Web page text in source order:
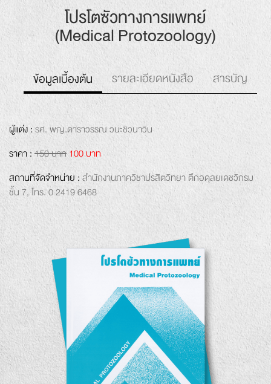
โปรโตซัวทางการแพทย์
(Medical Protozoology)
ข้อมูลเบื้องต้น รายละเอียดหนังสือ สารบัญ
ผู้แต่ง :รศ. พญ.ดาราวรรณ วนะชิวนาวิน
ราคา :150 บาท100 บาท
สถานที่จัดจำหน่าย :สำนักงานภาควิชาปรสิตวิทยาตึกอดุลยเดชวิกรม
ชั้น 7,โทร. 0 2419 6468